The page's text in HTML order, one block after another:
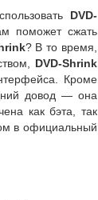
DVD-
поможет сжать
? В то время,
DVD-Shrink
Кроме
довод — она
как бэта, так
в официальный